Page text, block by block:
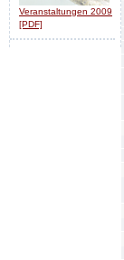
Veranstaltungen 2009
[PDF]